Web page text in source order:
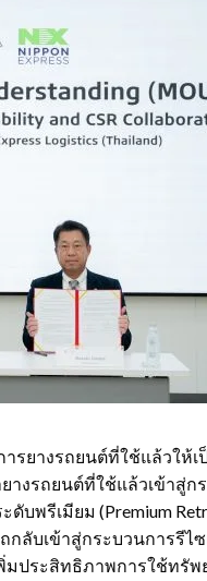
รยางรถยนต์ที่ใช้แล้วให้
งรถยนต์ที่ใช้แล้วเข้าสู่ก
บพรีเมียม (Premium
กลับเข้าสู่กระบวนการรี
พิ่มประสิทธิภาพการใช้ท